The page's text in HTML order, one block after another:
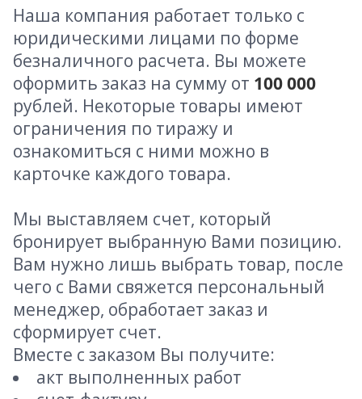
Наша компания работает только с
юридическими лицами по форме
безналичного расчета. Вы можете
оформить заказ на сумму от 100 000
рублей. Некоторые товары имеют
ограничения по тиражу и
ознакомиться с ними можно в
карточке каждого товара.
Мы выставляем счет, который
бронирует выбранную Вами позицию.
Вам нужно лишь выбрать товар, после
чего с Вами свяжется персональный
менеджер, обработает заказ и
сформирует счет.
Вместе с заказом Вы получите:
акт выполненных работ